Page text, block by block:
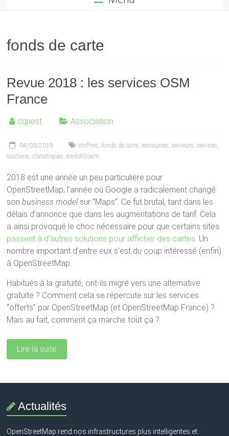
fonds de carte
Revue 2018 : les services OSM
France
cquest Association
04/03/2019 chiffres,fonds de carte, ressources,serveurs,services,
soutiens,statistiques,switch2osm
2018 est une année un peu particulière pour
OpenStreetMap, l’année où Google a radicalement changé
sonbusiness modelsur “Maps”. Ce fut brutal, tant dans les
délais d’annonce que dans les augmentations de tarif. Cela
a ainsi provoqué le choc nécessaire pour que certains sites
passent à d’autres solutions pour afficher des cartes. Un
nombre important d’entre eux s’est du coup intéressé (enfin)
à OpenStreetMap.
Habitués à la gratuité, ont-ils migré vers une alternative
gratuite ? Comment cela se répercute sur les services
“offerts” par OpenStreetMap (et OpenStreetMap France) ?
Mais au fait, comment ça marche tout ça ?
Lire la suite
Actualités
OpenStreetMap rend nos infrastructures plus intelligentes et